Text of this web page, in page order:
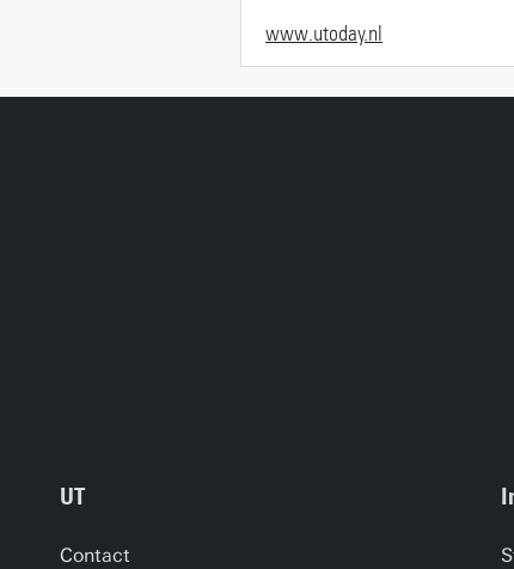
www.utoday.nl
UT
Contact